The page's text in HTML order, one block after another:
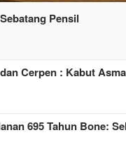
Pensil
Cerpen : Kabut
695 Tahun Bone: